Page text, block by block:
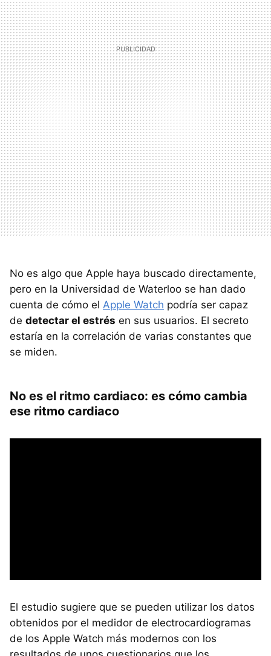
No es algo que Apple haya buscado directamente,
pero en la Universidad de Waterloo se han dado
cuenta de cómo el Apple Watch podría ser capaz
de detectar el estrés en sus usuarios. El secreto
estaría en la correlación de varias constantes que
se miden.
No es el ritmo cardiaco: es cómo cambia
ese ritmo cardiaco
El estudio sugiere que se pueden utilizar los datos
obtenidos por el medidor de electrocardiogramas
de los Apple Watch más modernos con los